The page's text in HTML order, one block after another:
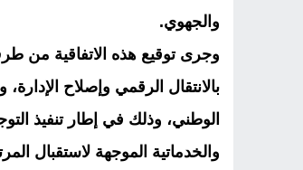
والجهوي.
وجرى توقيع هذه الاتفاقية من
بالانتقال الرقمي وإصلاح
الوطني، وذلك في إطار تنفيذ
والخدماتية الموجهة لاستقبال